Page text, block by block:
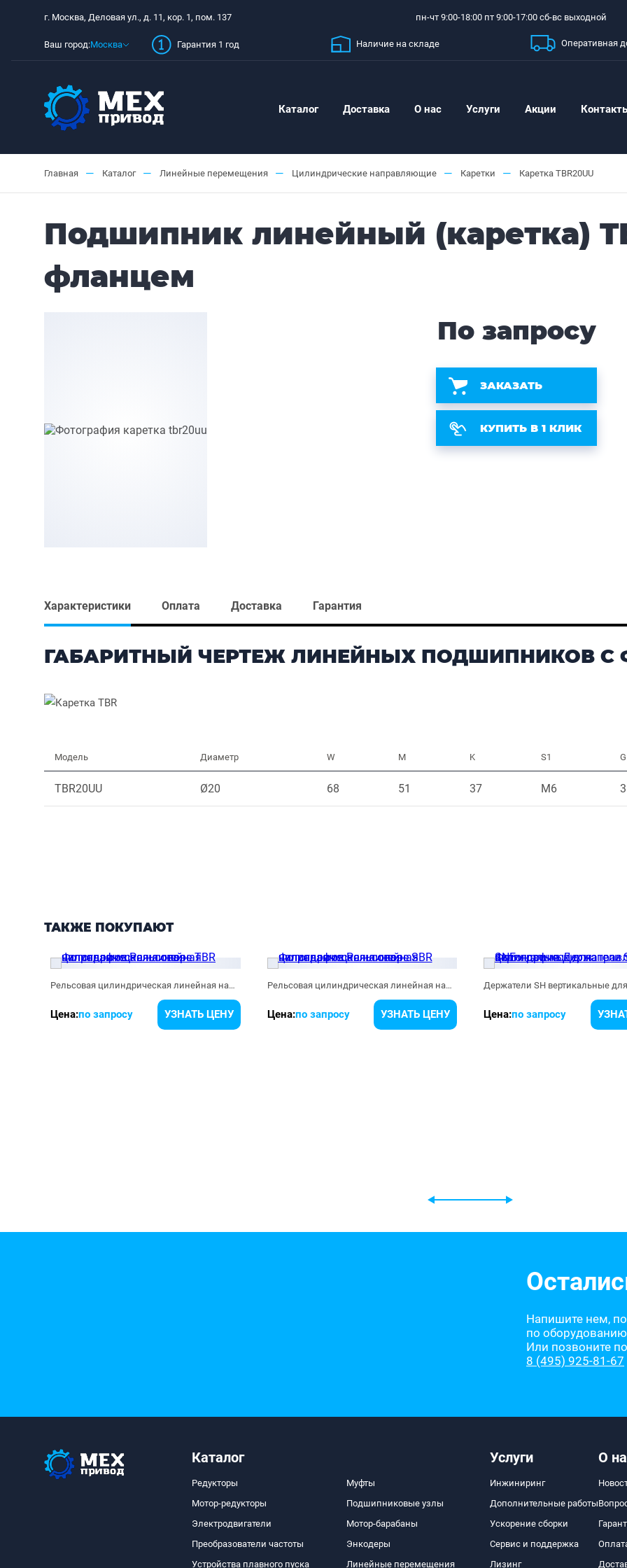
г. Москва, Деловая ул., д. 11, кор. 1, пом. 137 пн-чт 9:00-18:00 пт 9:00-17:00 сб-вс выходной
Ваш город:Москва Гарантия 1 год Наличие на складе Оперативная
Каталог Доставка О нас Услуги Акции
Главная — Каталог — Линейные перемещения — Цилиндрические направляющие — Каретки — Каретка TBR20UU
Подшипник линейный (каретка)
фланцем
По запросу
ЗАКАЗАТЬ
КУПИТЬ В 1 КЛИК
Характеристики Оплата Доставка Гарантия
ГАБАРИТНЫЙ ЧЕРТЕЖ ЛИНЕЙНЫХ ПОДШИПНИКОВ С
Модель Диаметр W M K S1 G
TBR20UU Ø20 68 51 37 M6
ТАКЖЕ ПОКУПАЮТ
Рельсовая цилиндрическая линейная направляющая на опоре TBR
Цена:по запросу УЗНАТЬ ЦЕНУ
Рельсовая цилиндрическая линейная направляющая на опоре SBR
Цена:по запросу УЗНАТЬ ЦЕНУ Цена:по запросу
Напишите нем,
по
Или позвоните
8 (495) 925-81-67
Каталог
Редукторы
Мотор-редукторы
Электродвигатели
Преобразователи частоты
Устройства плавного пуска
Муфты
Подшипниковые узлы
Мотор-барабаны
Энкодеры
Линейные перемещения
Услуги
Инжиниринг
Дополнительные работы
Ускорение сборки
Сервис и поддержка
Лизинг
О